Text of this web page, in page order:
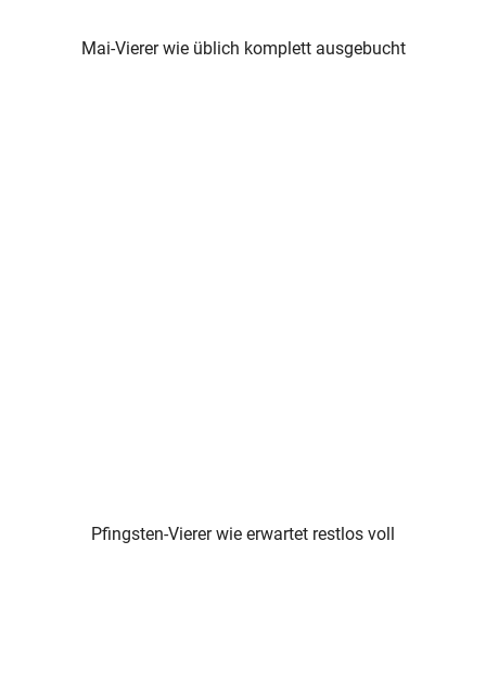
Mai-Vierer wie üblich komplett ausgebucht
Pfingsten-Vierer wie erwartet restlos voll